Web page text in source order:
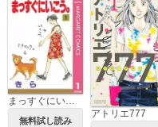
まっすぐにいこう。
無料試し読み
アトリエ777